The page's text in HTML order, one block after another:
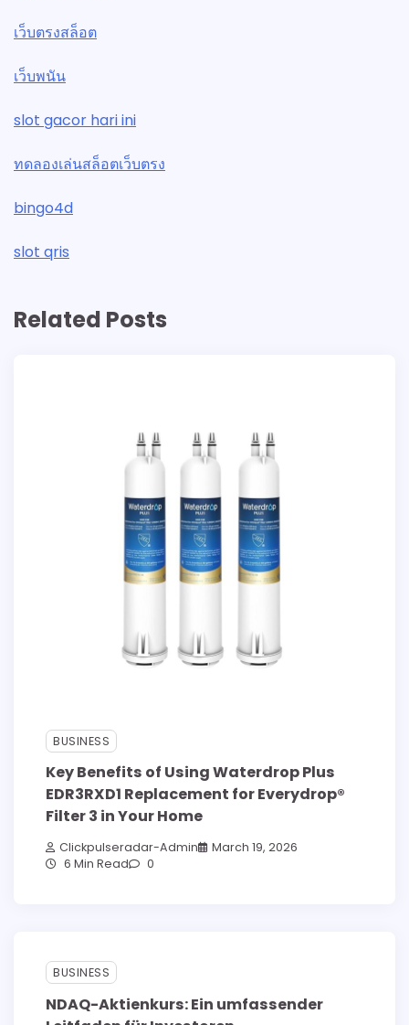
เว็บตรงสล็อต
เว็บพนัน
slot gacor hari ini
ทดลองเล่นสล็อตเว็บตรง
bingo4d
slot qris
Related Posts
BUSINESS
Key Benefits of Using Waterdrop Plus
EDR3RXD1 Replacement for Everydrop®
Filter 3 in Your Home
Clickpulseradar-Admin
March 19, 2026
6 Min Read
0
BUSINESS
NDAQ-Aktienkurs: Ein umfassender